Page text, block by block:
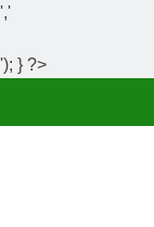
','
'); } ?>